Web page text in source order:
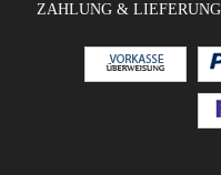
ZAHLUNG & LIEFERUNG